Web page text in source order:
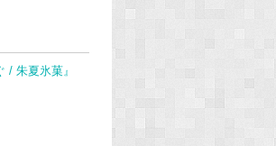
/ 朱夏氷菓』